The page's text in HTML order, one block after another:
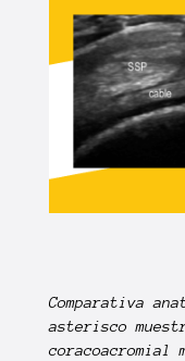
Comparativa
asterisco
coracoacromial